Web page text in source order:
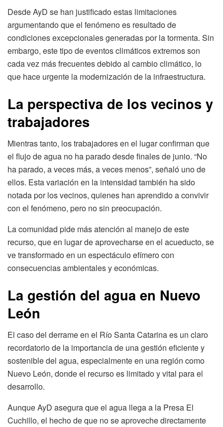
Desde AyD se han justificado estas limitaciones
argumentando que el fenómeno es resultado de
condiciones excepcionales generadas por la tormenta. Sin
embargo, este tipo de eventos climáticos extremos son
cada vez más frecuentes debido al cambio climático, lo
que hace urgente la modernización de la infraestructura.
La perspectiva de los vecinos y
trabajadores
Mientras tanto, los trabajadores en el lugar confirman que
el flujo de agua no ha parado desde finales de junio. “No
ha parado, a veces más, a veces menos”, señaló uno de
ellos. Esta variación en la intensidad también ha sido
notada por los vecinos, quienes han aprendido a convivir
con el fenómeno, pero no sin preocupación.
La comunidad pide más atención al manejo de este
recurso, que en lugar de aprovecharse en el acueducto, se
ve transformado en un espectáculo efímero con
consecuencias ambientales y económicas.
La gestión del agua en Nuevo
León
El caso del derrame en el Río Santa Catarina es un claro
recordatorio de la importancia de una gestión eficiente y
sostenible del agua, especialmente en una región como
Nuevo León, donde el recurso es limitado y vital para el
desarrollo.
Aunque AyD asegura que el agua llega a la Presa El
Cuchillo, el hecho de que no se aproveche directamente